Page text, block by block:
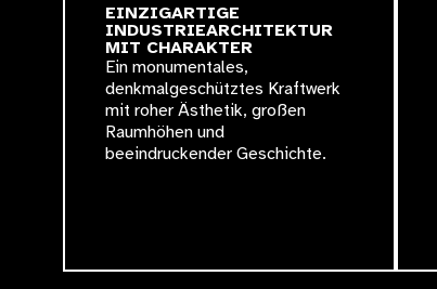
EINZIGARTIGE
INDUSTRIEARCHITEKTUR
MIT CHARAKTER
Ein monumentales,
denkmalgeschütztes Kraftwerk
mit roher Ästhetik, großen
Raumhöhen und
beeindruckender Geschichte.